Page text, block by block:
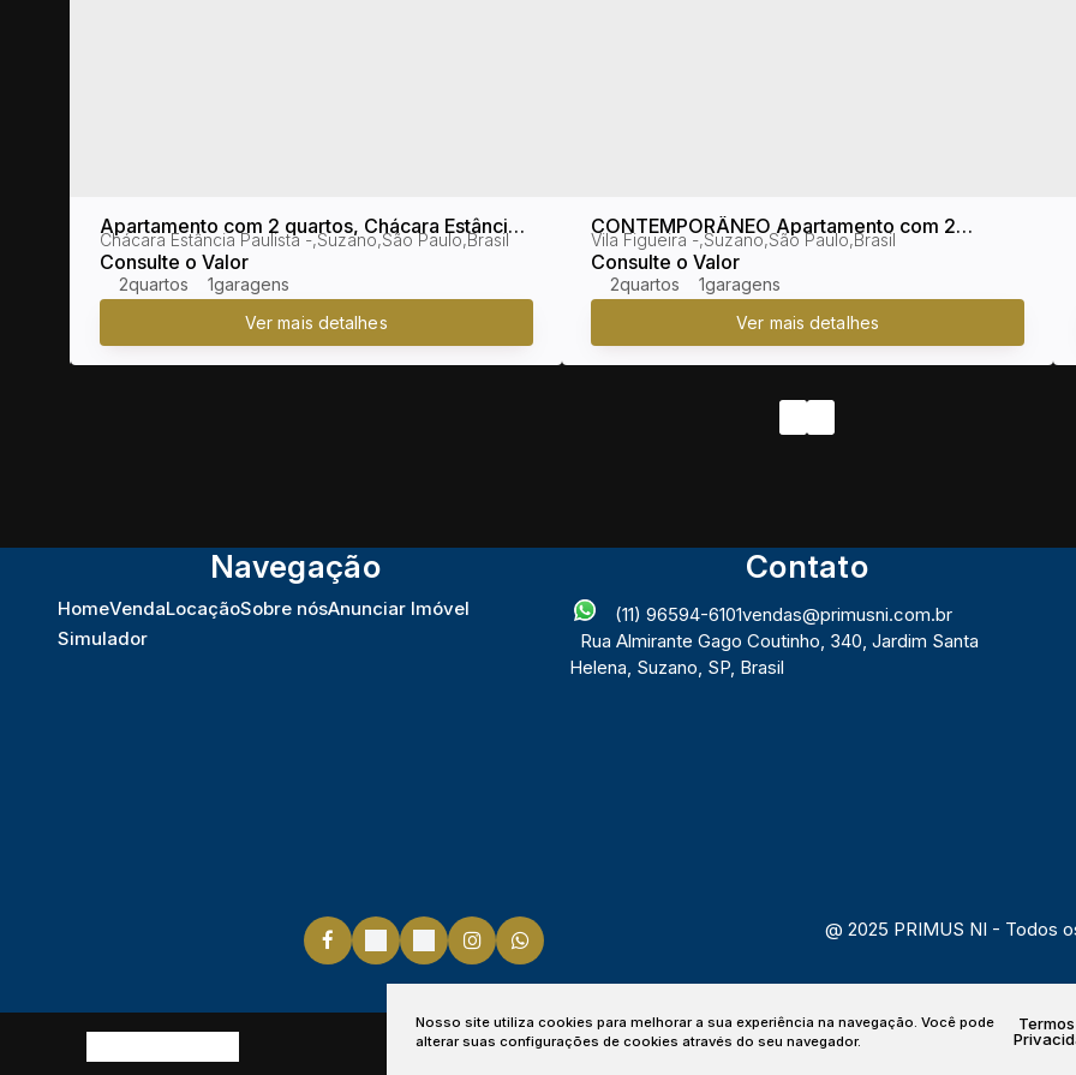
Nosso site utiliza cookies para melhorar a sua experiência na navegação. Você pode
alterar suas configurações de cookies através do seu navegador.
Apartamento com 2 quartos, Chácara Estância
Paulista - Suzano
Consulte o Valor
Chácara Estância Paulista ,Suzano,São Paulo,Brasil
2 1
CONTEMPORÂNEO Apartamento com 2
quartos, Vila Figueira - Suzano
Consulte o Valor
Vila Figueira ,Suzano,São Paulo,Brasil
2 1
Navegação
HomeVendaLocaçãoSobre nósAnunciar Imóvel
Simulador
Contato
(11) 96594-6101vendas@primusni.com.br
Rua Almirante Gago Coutinho 340 Jardim Santa
Helena Suzano SP Brasil
@ 2025 PRIMUS NI - Todos